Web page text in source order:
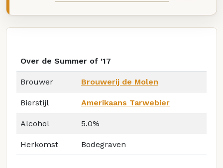
Over de Summer of '17
Brouwer Brouwerij de Molen
Bierstijl Amerikaans Tarwebier
Alcohol 5.0%
Herkomst Bodegraven